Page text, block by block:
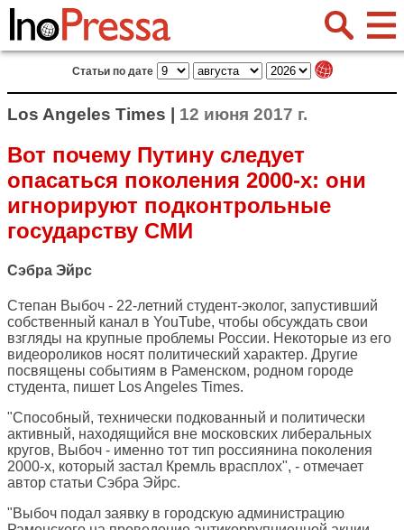
Статьи по дате
Los Angeles Times | 12 июня 2017 г.
Вот почему Путину следует
опасаться поколения 2000-х: они
игнорируют подконтрольные
государству СМИ
Сэбра Эйрс
Степан Выбоч - 22-летний студент-эколог, запустивший
собственный канал в YouTube, чтобы обсуждать свои
взгляды на крупные проблемы России. Некоторые из его
видеороликов носят политический характер. Другие
посвящены событиям в Раменском, родном городе
студента, пишет Los Angeles Times.
"Способный, технически подкованный и политически
активный, находящийся вне московских либеральных
кругов, Выбоч - именно тот тип россиянина поколения
2000-х, который застал Кремль врасплох", - отмечает
автор статьи Сэбра Эйрс.
"Выбоч подал заявку в городскую администрацию